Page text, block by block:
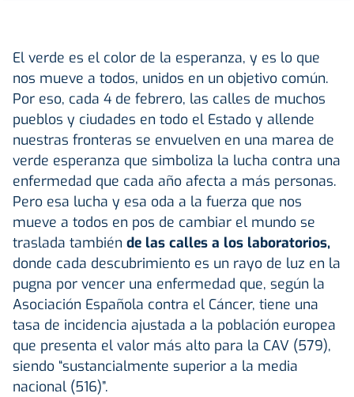
El verde es el color de la esperanza, y es lo que
nos mueve a todos, unidos en un objetivo común.
Por eso, cada 4 de febrero, las calles de muchos
pueblos y ciudades en todo el Estado y allende
nuestras fronteras se envuelven en una marea de
verde esperanza que simboliza la lucha contra una
enfermedad que cada año afecta a más personas.
Pero esa lucha y esa oda a la fuerza que nos
mueve a todos en pos de cambiar el mundo se
traslada también de las calles a los laboratorios,
donde cada descubrimiento es un rayo de luz en la
pugna por vencer una enfermedad que, según la
Asociación Española contra el Cáncer, tiene una
tasa de incidencia ajustada a la población europea
que presenta el valor más alto para la CAV (579),
siendo “sustancialmente superior a la media
nacional (516)”.